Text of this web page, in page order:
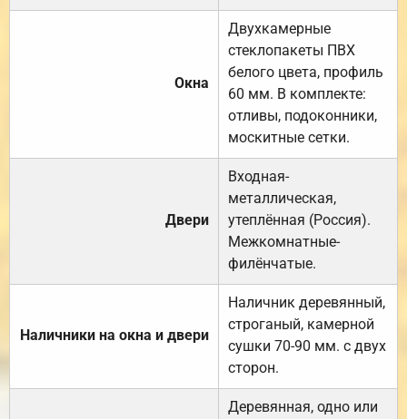
Окна
Двухкамерные
стеклопакеты ПВХ
белого цвета, профиль
60 мм. В комплекте:
отливы, подоконники,
москитные сетки.
Двери
Входная-
металлическая,
утеплённая (Россия).
Межкомнатные-
филёнчатые.
Наличники на окна и двери
Наличник деревянный,
строганый, камерной
сушки 70-90 мм. с двух
сторон.
Деревянная, одно или